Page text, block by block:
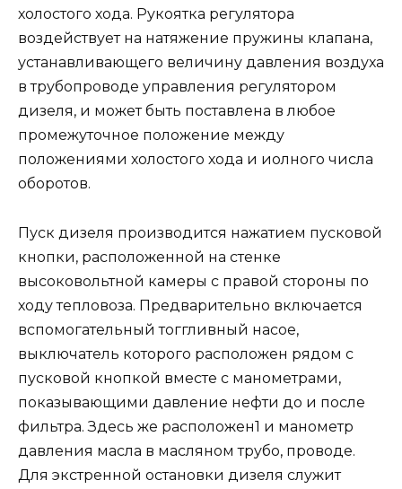
холостого хода. Рукоятка регулятора
воздействует на натяжение пружины клапана,
устанавливающего величину давления воздуха
в трубопроводе управления регулятором
дизеля, и может быть поставлена в любое
промежуточное положение между
положениями холостого хода и иолного числа
оборотов.
Пуск дизеля производится нажатием пусковой
кнопки, расположенной на стенке
высоковольтной камеры с правой стороны по
ходу тепловоза. Предварительно включается
вспомогательный тоггливный насое,
выключатель которого расположен рядом с
пусковой кнопкой вместе с манометрами,
показывающими давление нефти до и после
фильтра. Здесь же расположен1 и манометр
давления масла в масляном трубо, проводе.
Для экстренной остановки дизеля служит